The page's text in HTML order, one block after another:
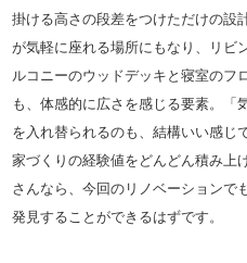
掛ける高さの段差をつけただけの設
が気軽に座れる場所にもなり、リビ
ルコニーのウッドデッキと寝室のフ
も、体感的に広さを感じる要素。「
を入れ替られるのも、結構いい感じ
家づくりの経験値をどんどん積み上
さんなら、今回のリノベーションで
発見することができるはずです。